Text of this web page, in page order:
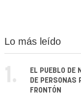
Lo más leído
1.
EL PUEBLO DE
DE PERSONAS
FRONTÓN